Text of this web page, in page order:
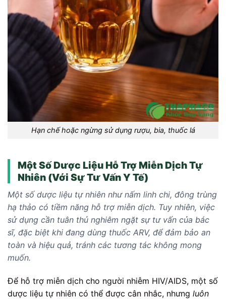
Hạn chế hoặc ngừng sử dụng rượu, bia, thuốc lá
Một Số Dược Liệu Hỗ Trợ Miễn Dịch Tự
Nhiên (Với Sự Tư Vấn Y Tế)
Một số dược liệu tự nhiên như nấm linh chi, đông trùng
hạ thảo có tiềm năng hỗ trợ miễn dịch. Tuy nhiên, việc
sử dụng cần tuân thủ nghiêm ngặt sự tư vấn của bác
sĩ, đặc biệt khi đang dùng thuốc ARV, để đảm bảo an
toàn và hiệu quả, tránh các tương tác không mong
muốn.
Để hỗ trợ miễn dịch cho người nhiễm HIV/AIDS, một số
dược liệu tự nhiên có thể được cân nhắc, nhưng luôn